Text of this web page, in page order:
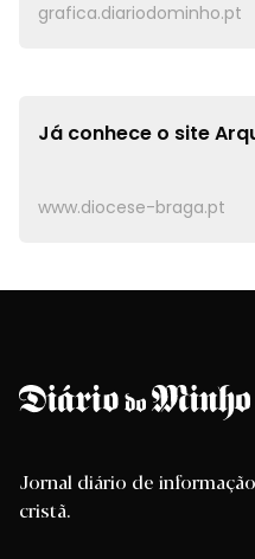
grafica.diariodominho.pt
Já conhece o site
www.diocese-braga.pt
Jornal diário de
cristã.